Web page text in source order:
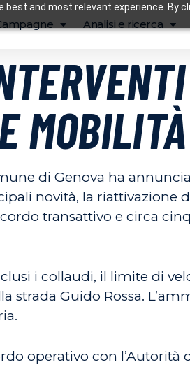
best and most relevant experience. By
Analisi e ricerca
di Genova ha
novità, la riattivazione
transattivo e circa
i collaudi, il limite di
strada Guido Rossa.
operativo con